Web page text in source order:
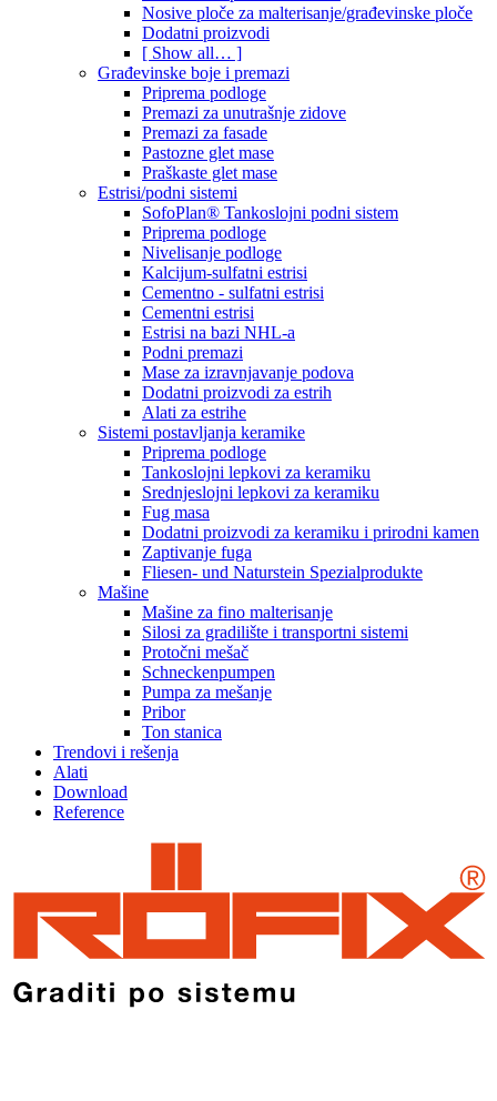
Nosive ploče za malterisanje/građevinske ploče
Dodatni proizvodi
[ Show all… ]
Građevinske boje i premazi
Priprema podloge
Premazi za unutrašnje zidove
Premazi za fasade
Pastozne glet mase
Praškaste glet mase
Estrisi/podni sistemi
SofoPlan® Tankoslojni podni sistem
Priprema podloge
Nivelisanje podloge
Kalcijum-sulfatni estrisi
Cementno - sulfatni estrisi
Cementni estrisi
Estrisi na bazi NHL-a
Podni premazi
Mase za izravnjavanje podova
Dodatni proizvodi za estrih
Alati za estrihe
Sistemi postavljanja keramike
Priprema podloge
Tankoslojni lepkovi za keramiku
Srednjeslojni lepkovi za keramiku
Fug masa
Dodatni proizvodi za keramiku i prirodni kamen
Zaptivanje fuga
Fliesen- und Naturstein Spezialprodukte
Mašine
Mašine za fino malterisanje
Silosi za gradilište i transportni sistemi
Protočni mešač
Schneckenpumpen
Pumpa za mešanje
Pribor
Ton stanica
Trendovi i rešenja
Alati
Download
Reference